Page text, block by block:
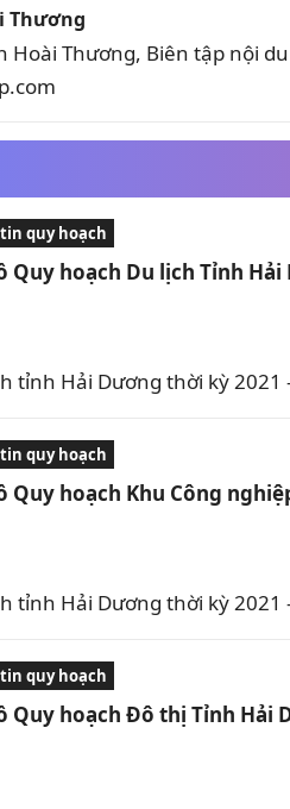
Thương
Hoài Thương, Biên tập nội
quy hoạch
Quy hoạch Du lịch Tỉnh
tỉnh Hải Dương thời kỳ
quy hoạch
Quy hoạch Khu Công
tỉnh Hải Dương thời kỳ
quy hoạch
Quy hoạch Đô thị Tỉnh Hải